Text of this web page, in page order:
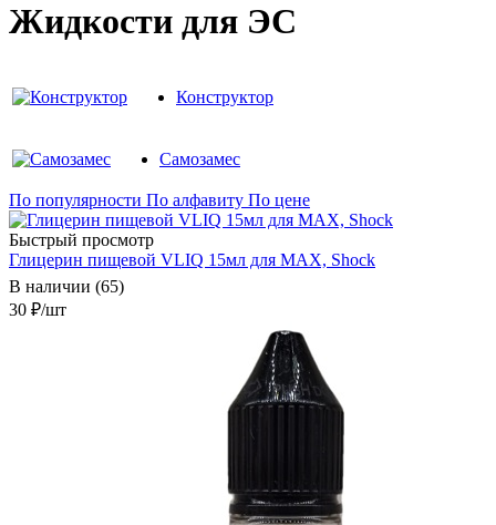
Жидкости для ЭС
Конструктор
Самозамес
По популярности По алфавиту По цене
Быстрый просмотр
Глицерин пищевой VLIQ 15мл для MAX, Shock
В наличии (65)
30 ₽/шт